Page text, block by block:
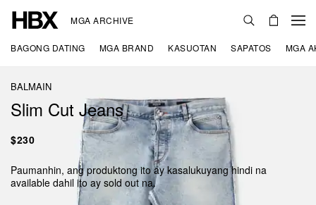
MGA ARCHIVE
BAGONG DATING MGA BRAND KASUOTAN SAPATOS MGA
BALMAIN
Slim Cut Jeans
$230
Paumanhin, ang produktong ito ay kasalukuyang hindi na
available dahil ito ay sold out na.